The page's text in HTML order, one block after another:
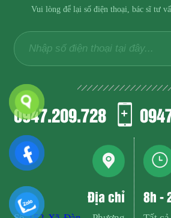
Vui lòng để lại số điện thoại, bác sĩ tư
0947.209.728
Địa chỉ 8h -